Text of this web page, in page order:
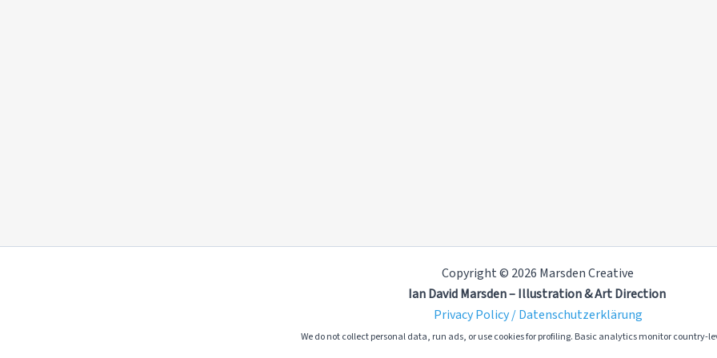
Copyright © 2026 Marsden Creative
Ian David Marsden – Illustration & Art Direction
Privacy Policy / Datenschutzerklärung
We do not collect personal data, run ads, or use cookies for profiling. Basic analytics monitor country-